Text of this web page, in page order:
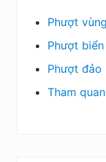
Phượt
Phượt biển
Phượt đảo
Tham